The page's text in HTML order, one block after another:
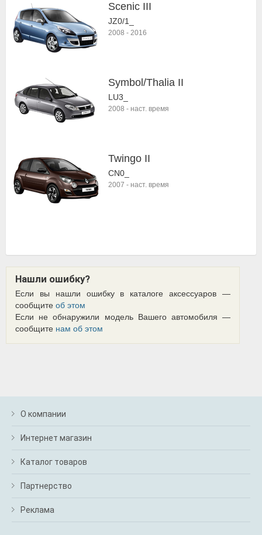
Scenic III
JZ0/1_
2008 - 2016
Symbol/Thalia II
LU3_
2008 - наст. время
Twingo II
CN0_
2007 - наст. время
Нашли ошибку?
Если вы нашли ошибку в каталоге аксессуаров —
сообщите об этом
Если не обнаружили модель Вашего автомобиля —
сообщите нам об этом
О компании
Интернет магазин
Каталог товаров
Партнерство
Реклама